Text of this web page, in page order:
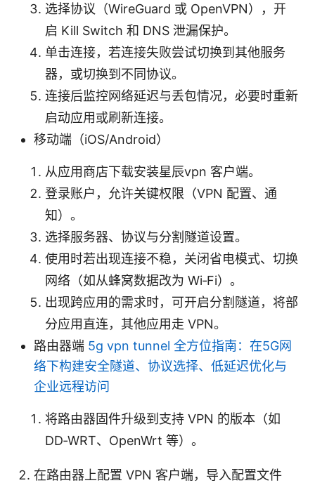
选择协议（WireGuard 或 OpenVPN），开
启 Kill Switch 和 DNS 泄漏保护。
单击连接，若连接失败尝试切换到其他服务
器，或切换到不同协议。
连接后监控网络延迟与丢包情况，必要时重新
启动应用或刷新连接。
移动端（iOS/Android）
从应用商店下载安装星辰vpn 客户端。
登录账户，允许关键权限（VPN 配置、通
知）。
选择服务器、协议与分割隧道设置。
使用时若出现连接不稳，关闭省电模式、切换
网络（如从蜂窝数据改为 Wi‑Fi）。
出现跨应用的需求时，可开启分割隧道，将部
分应用直连，其他应用走 VPN。
路由器端 5g vpn tunnel 全方位指南：在5G网
络下构建安全隧道、协议选择、低延迟优化与
企业远程访问
将路由器固件升级到支持 VPN 的版本（如
DD‑WRT、OpenWrt 等）。
在路由器上配置 VPN 客户端，导入配置文件